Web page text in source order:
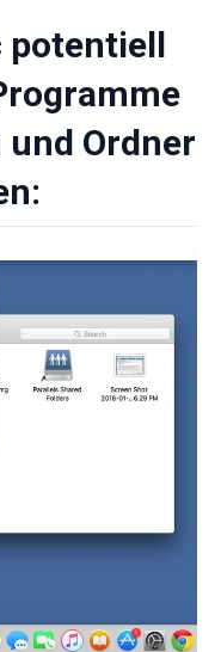
potentiell
und Ordner